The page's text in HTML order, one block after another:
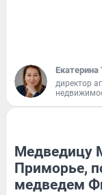
Екатерина
директор
Медведицу
Приморье,
медведем